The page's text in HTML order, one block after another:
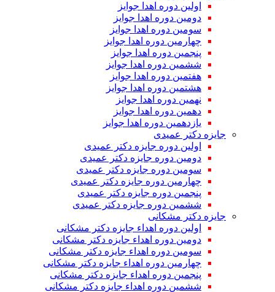
اولین دوره اهدا جوایز
دومین دوره اهدا جوایز
سومین دوره اهدا جوایز
چهارمین دوره اهدا جوایز
پنجمین دوره اهدا جوایز
ششمین دوره اهدا جوایز
هفتمین دوره اهدا جوایز
هشتمین دوره اهدا جوایز
نهمین دوره اهدا جوایز
دهمین دوره اهدا جوایز
یازدهمین دوره اهدا جوایز
جایزه دکتر عمیدی
اولین دوره جایزه دکتر عمیدی
دومین دوره جایزه دکتر عمیدی
سومین دوره جایزه دکتر عمیدی
چهارمین دوره جایزه دکتر عمیدی
پنجمین دوره جایزه دکتر عمیدی
ششمین دوره جایزه دکتر عمیدی
جایزه دکتر مشکانی
اولین دوره اهداء جایزه دکتر مشکانی
دومین دوره اهداء جایزه دکتر مشکانی
سومین دوره اهداء جایزه دکتر مشکانی
چهارمین دوره اهداء جایزه دکتر مشکانی
پنجمین دوره اهداء جایزه دکتر مشکانی
ششمین دوره اهداء جایزه دکتر مشکانی